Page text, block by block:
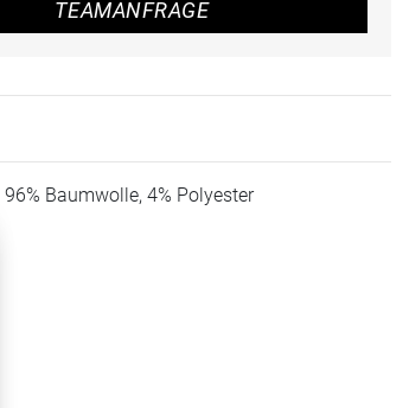
TEAMANFRAGE
96% Baumwolle, 4% Polyester